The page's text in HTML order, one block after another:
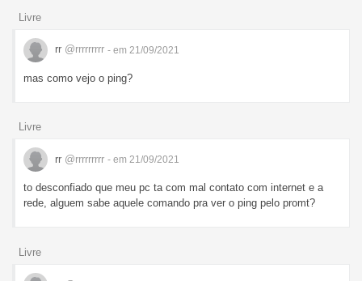
Livre
rr @rrrrrrrrr - em 21/09/2021
mas como vejo o ping?
Livre
rr @rrrrrrrrr - em 21/09/2021
to desconfiado que meu pc ta com mal contato com internet e a
rede, alguem sabe aquele comando pra ver o ping pelo promt?
Livre